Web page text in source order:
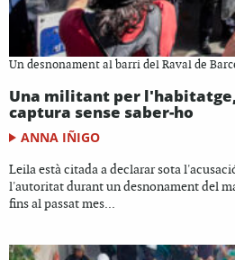
Un desnonament al barri del Raval de
Una militant per l'habitatge,
captura sense saber-ho
ANNA IÑIGO
Leila està citada a declarar sota
l'autoritat durant un desnonament del
fins al passat mes...